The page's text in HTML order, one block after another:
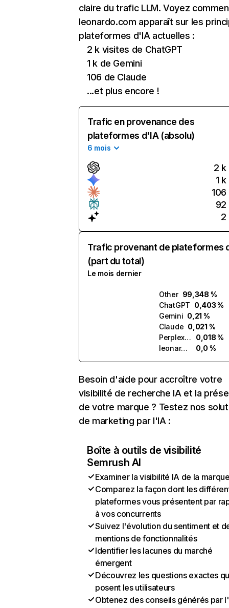
claire du trafic LLM. Voyez
leonardo.com apparaît sur les
plateformes d'IA actuelles :
2 k visites de ChatGPT
1 k de Gemini
106 de Claude
...et plus encore !
Trafic en provenance des
plateformes d'IA (absolu)
6 mois
2 k
1 k
106
92
2
Trafic provenant de plateformes
(part du total)
Le mois dernier
Other 99,348 %
ChatGPT 0,403 %
Gemini 0,21 %
Claude 0,021 %
Perplexity
0,018 %
leonardo.ai
0,0 %
Besoin d'aide pour accroître votre
visibilité de recherche IA et la
de votre marque ? Testez nos
de marketing par l'IA :
Boîte à outils de visibilité
Semrush AI
Examiner la visibilité IA de la
Comparez la façon dont les
plateformes vous présentent par
à vos concurrents
Suivez l'évolution du sentiment et
mentions de fonctionnalités
Identifier les lacunes du marché
émergent
Découvrez les questions exactes
posent les utilisateurs
Obtenez des conseils générés par